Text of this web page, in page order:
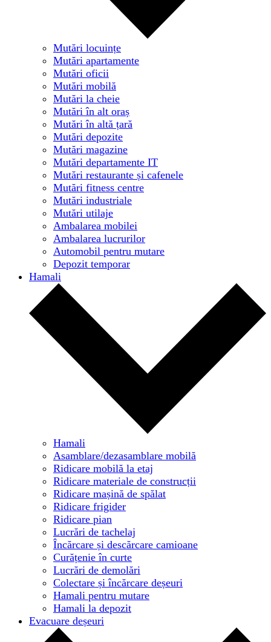
Mutări locuințe
Mutări apartamente
Mutări oficii
Mutări mobilă
Mutări la cheie
Mutări în alt oraș
Mutări în altă țară
Mutări depozite
Mutări magazine
Mutări departamente IT
Mutări restaurante și cafenele
Mutări fitness centre
Mutări industriale
Mutări utilaje
Ambalarea mobilei
Ambalarea lucrurilor
Automobil pentru mutare
Depozit temporar
Hamali
Hamali
Asamblare/dezasamblare mobilă
Ridicare mobilă la etaj
Ridicare materiale de construcții
Ridicare mașină de spălat
Ridicare frigider
Ridicare pian
Lucrări de tachelaj
Încărcare și descărcare camioane
Curățenie în curte
Lucrări de demolări
Colectare și încărcare deșeuri
Hamali pentru mutare
Hamali la depozit
Evacuare deșeuri